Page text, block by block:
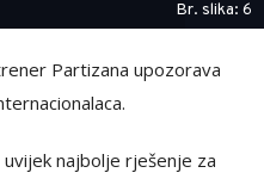
Br. slika: 6
Partizana upozorava
najbolje rješenje za